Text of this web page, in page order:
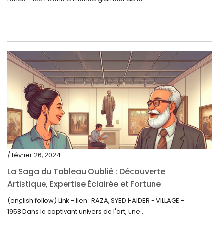
septembre 2021
août 2021
juillet 2021
juin 2021
mai 2021
avril 2021
mars 2021
janvier 2021
décembre 2020
novembre 2020
/ février 26, 2024
La Saga du Tableau Oublié : Découverte
Artistique, Expertise Éclairée et Fortune
Inattendue
(english follow) Link - lien : RAZA, SYED HAIDER - VILLAGE -
1958 Dans le captivant univers de l'art, une...